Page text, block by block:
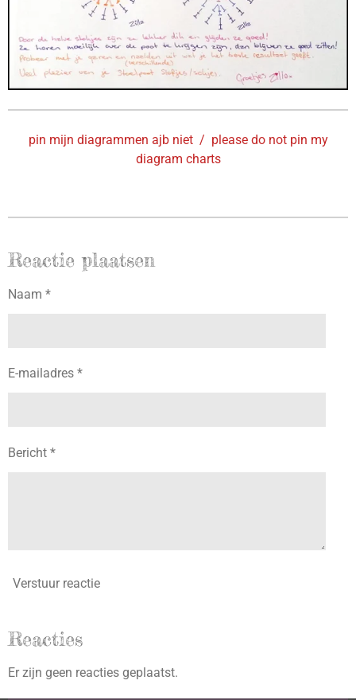
pin mijn diagrammen ajb niet / please do not pin my
diagram charts
Reactie plaatsen
Naam *
E-mailadres *
Bericht *
Verstuur reactie
Reacties
Er zijn geen reacties geplaatst.